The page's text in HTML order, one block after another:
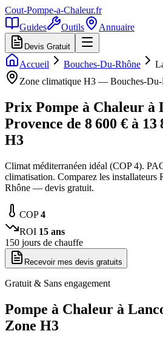
Cout-Pompe-a-Chaleur.fr
Guides
Outils Annuaire
Devis Gratuit
Accueil Bouches-Du-Rhône
Zone climatique H3 — Bouches-
Prix Pompe à Chaleur à
Provence de 8 600 € à 13
H3
Climat méditerranéen idéal (COP 4).
climatisation. Comparez les installateurs
Rhône — devis gratuit.
COP4
ROI 15 ans
150 jours de chauffe
Recevoir mes devis gratuits
Gratuit & Sans engagement
Pompe à Chaleur à
Zone H3